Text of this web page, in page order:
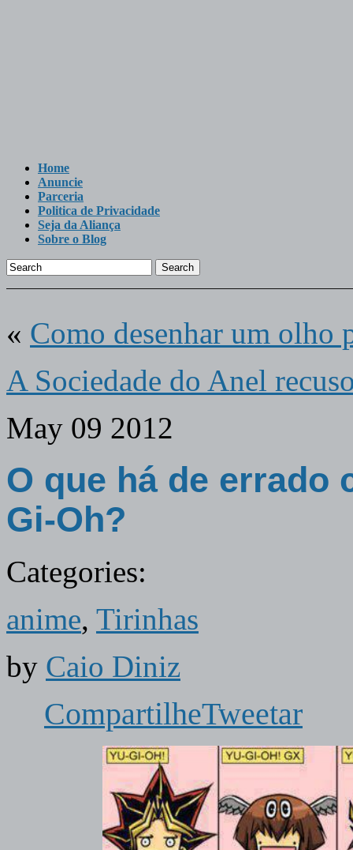
Home
Anuncie
Parceria
Politica de Privacidade
Seja da Aliança
Sobre o Blog
Search
« Como desenhar um olho
A Sociedade do Anel
May 09 2012
O que há de errado
Gi-Oh?
Categories:
anime, Tirinhas
by Caio Diniz
CompartilheTweetar